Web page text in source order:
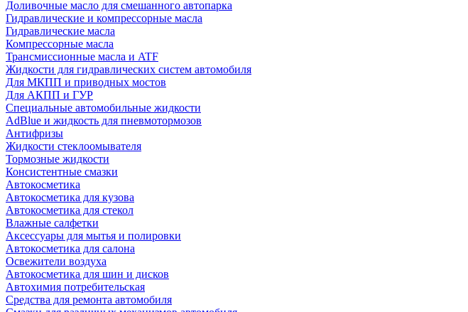
Доливочные масло для смешанного автопарка
Гидравлические и компрессорные масла
Гидравлические масла
Компрессорные масла
Трансмиссионные масла и ATF
Жидкости для гидравлических систем автомобиля
Для МКПП и приводных мостов
Для АКПП и ГУР
Специальные автомобильные жидкости
AdBlue и жидкость для пневмотормозов
Антифризы
Жидкости стеклоомывателя
Тормозные жидкости
Консистентные смазки
Автокосметика
Автокосметика для кузова
Автокосметика для стекол
Влажные салфетки
Аксессуары для мытья и полировки
Автокосметика для салона
Освежители воздуха
Автокосметика для шин и дисков
Автохимия потребительская
Средства для ремонта автомобиля